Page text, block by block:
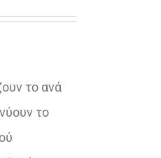
το ανά
το